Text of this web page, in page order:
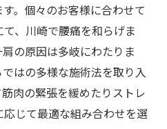
。個々のお客様に合わせて
、川崎で腰痛を和らげま
の原因は多岐にわたりま
はの多様な施術法を取り入
肉の緊張を緩めたりストレ
じて最適な組み合わせを選